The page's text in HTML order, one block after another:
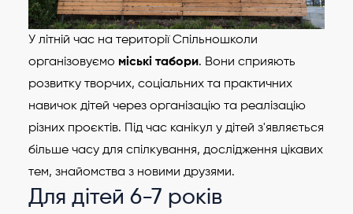
У літній час на території Спільношколи
організовуємо міські табори. Вони сприяють
розвитку творчих, соціальних та практичних
навичок дітей через організацію та реалізацію
різних проєктів. Під час канікул у дітей з'являється
більше часу для спілкування, дослідження цікавих
тем, знайомства з новими друзями.
Для дітей 6-7 років